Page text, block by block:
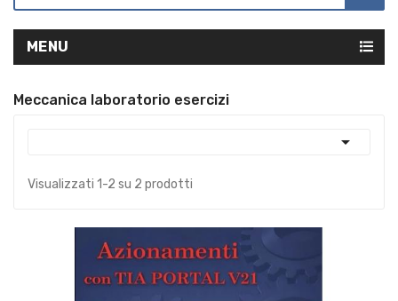
MENU
Meccanica laboratorio esercizi

Visualizzati 1-2 su 2 prodotti